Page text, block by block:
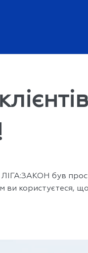
був
користуєтеся,